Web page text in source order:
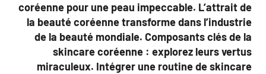
coréenne pour une peau impeccable. L’attrait de
la beauté coréenne transforme dans l’industrie
de la beauté mondiale. Composants clés de la
skincare coréenne : explorez leurs vertus
miraculeux. Intégrer une routine de skincare